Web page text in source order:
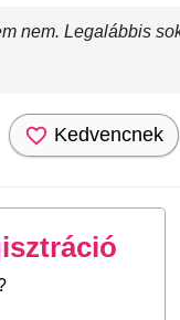
nem. Legalábbis
Kedvencnek